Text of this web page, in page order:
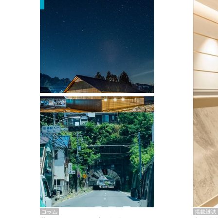
掲載雑誌
掲載雑誌・書籍
『街歩き研修「アールデコとモダニズ
ム、和風バロック」』のレポート記事が
掲載
コラム